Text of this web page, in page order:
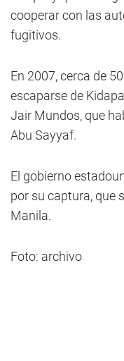
cooperar con las
fugitivos.
En 2007, cerca de
escaparse de
Jair Mundos, que
Abu Sayyaf.
El gobierno
por su captura, que
Manila.
Foto: archivo